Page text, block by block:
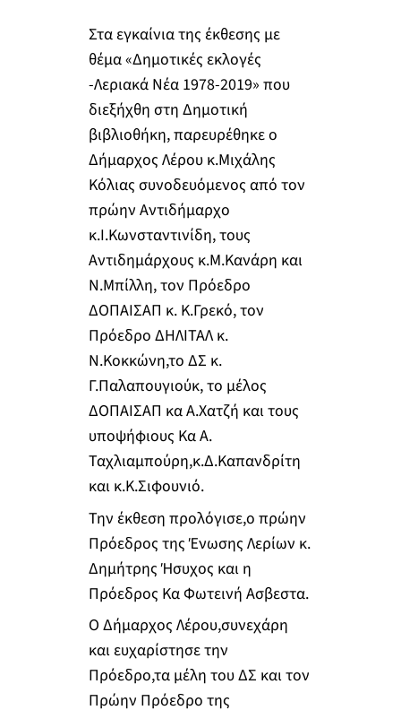
Στα εγκαίνια της έκθεσης με
θέμα «Δημοτικές εκλογές
-Λεριακά Νέα 1978-2019» που
διεξήχθη στη Δημοτική
βιβλιοθήκη, παρευρέθηκε ο
Δήμαρχος Λέρου κ.Μιχάλης
Κόλιας συνοδευόμενος από τον
πρώην Αντιδήμαρχο
κ.Ι.Κωνσταντινίδη, τους
Αντιδημάρχους κ.Μ.Κανάρη και
Ν.Μπίλλη, τον Πρόεδρο
ΔΟΠΑΙΣΑΠ κ. Κ.Γρεκό, τον
Πρόεδρο ΔΗΛΙΤΑΛ κ.
Ν.Κοκκώνη,το ΔΣ κ.
Γ.Παλαπουγιούκ, το μέλος
ΔΟΠΑΙΣΑΠ κα Α.Χατζή και τους
υποψήφιους Κα Α.
Ταχλιαμπούρη,κ.Δ.Καπανδρίτη
και κ.Κ.Σιφουνιό.
Την έκθεση προλόγισε,ο πρώην
Πρόεδρος της Ένωσης Λερίων κ.
Δημήτρης Ήσυχος και η
Πρόεδρος Κα Φωτεινή Ασβεστα.
Ο Δήμαρχος Λέρου,συνεχάρη
και ευχαρίστησε την
Πρόεδρο,τα μέλη του ΔΣ και τον
Πρώην Πρόεδρο της